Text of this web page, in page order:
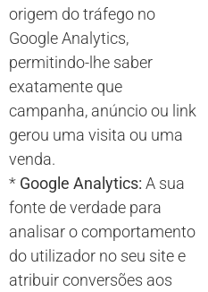
origem do tráfego no
Google Analytics,
permitindo-lhe saber
exatamente que
campanha, anúncio ou link
gerou uma visita ou uma
venda.
* Google Analytics: A sua
fonte de verdade para
analisar o comportamento
do utilizador no seu site e
atribuir conversões aos